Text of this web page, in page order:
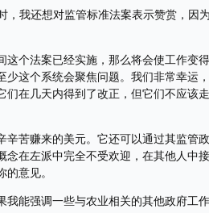
，我还想对监管标准法案表示赞赏，因
这个法案已经实施，那么将会使工作变
这个系统会聚焦问题。我们非常幸运
们在几天内得到了改正，但它们不应该
辛苦赚来的美元。它还可以通过其监管
念在左派中完全不受欢迎，在其他人中
意见。
能强调一些与农业相关的其他政府工作